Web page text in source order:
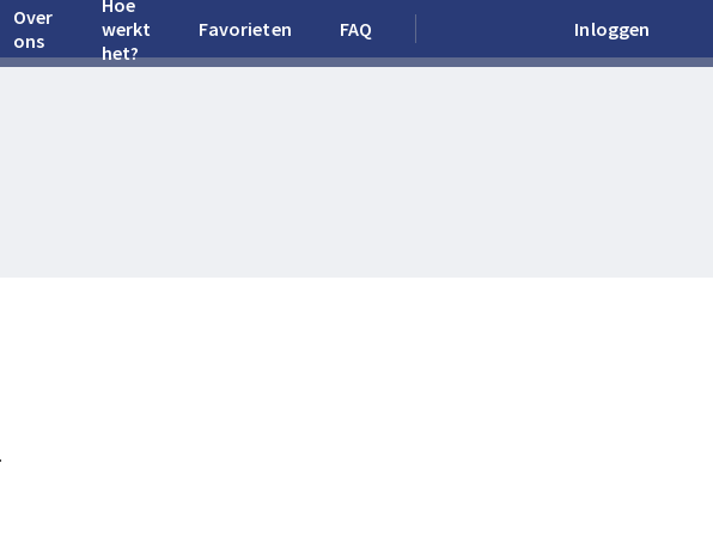
Over
ons
Hoe
werkt
het?
Favorieten FAQ Inloggen